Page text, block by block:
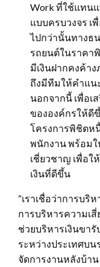
Work ที่ใช้แทน
แบบครบวงจร เ
ไปกว่านั้นทางธ
รถยนต์ในราคา
มีเงินฝากคงค้า
ถึงมีทีมให้คำแนะ
นอกจากนี้ เพื่อเ
ขององค์กรให้ดี
โครงการพิชิตห
พนักงาน พร้อม
เชี่ยวชาญ เพื่อ
เงินที่ดีขึ้น
“เราเชื่อว่าการบริ
การบริหารความเ
ช่วยบริหารเงินขา
ระหว่างประเทศบ
จัดการงานหลังบ้า